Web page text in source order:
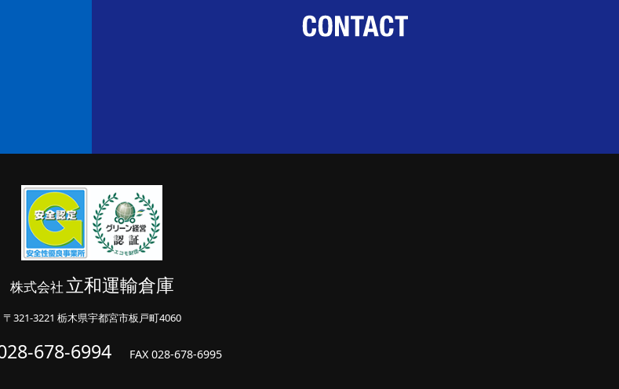
株式会社 立和運輸倉庫
〒321-3221 栃木県宇都宮市板戸町4060
678-6994 FAX 028-678-6995